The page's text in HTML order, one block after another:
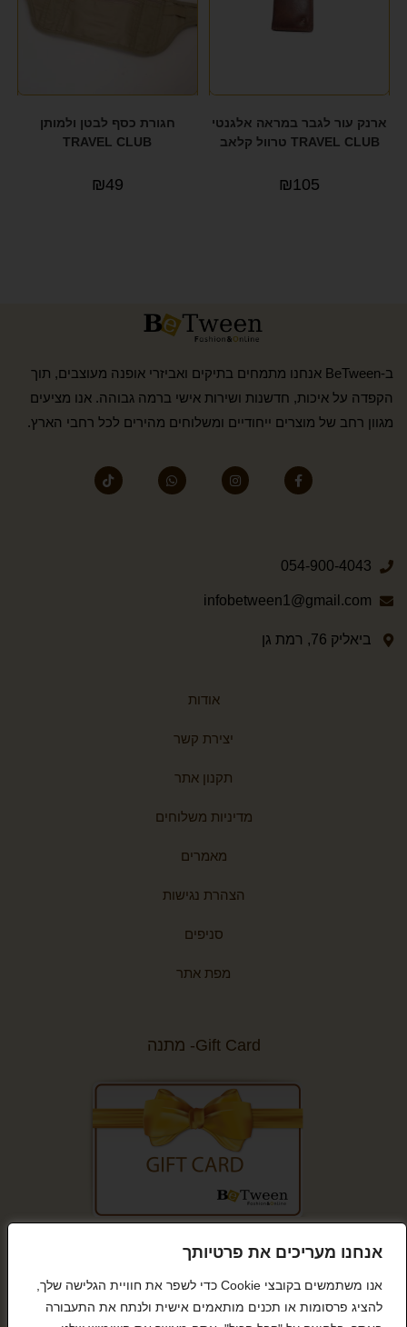
אנחנו מעריכים את פרטיותך
אנו משתמשים בקובצי Cookie כדי לשפר את חוויית הגלישה שלך,
להציג פרסומות או תכנים מותאמים אישית ולנתח את התעבורה
ארנק עור לגבר במראה אלגנטי
TRAVEL CLUB טרוול קלאב
₪105
חגורת כסף לבטן ולמותן
TRAVEL CLUB
₪49
ב-BeTween אנחנו מתמחים בתיקים ואביזרי אופנה מעוצבים, תוך
הקפדה על איכות, חדשנות ושירות אישי ברמה גבוהה. אנו מציעים
מגוון רחב של מוצרים ייחודיים ומשלוחים מהירים לכל רחבי הארץ.
054-900-4043
infobetween1@gmail.com
ביאליק 76, רמת גן
אודות
יצירת קשר
תקנון אתר
מדיניות משלוחים
מאמרים
הצהרת נגישות
סניפים
מפת אתר
Gift Card- מתנה
קנייה מאובטחת